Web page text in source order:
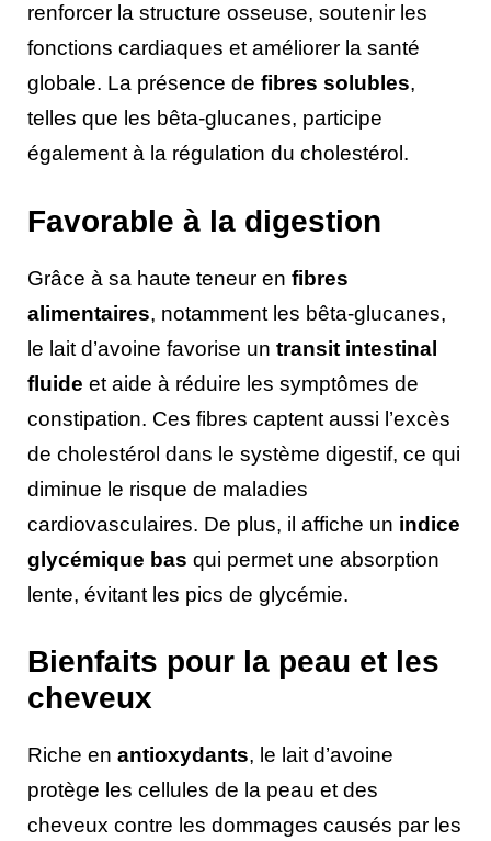
renforcer la structure osseuse, soutenir les
fonctions cardiaques et améliorer la santé
globale. La présence de fibres solubles,
telles que les bêta-glucanes, participe
également à la régulation du cholestérol.
Favorable à la digestion
Grâce à sa haute teneur en fibres
alimentaires, notamment les bêta-glucanes,
le lait d’avoine favorise un transit intestinal
fluide et aide à réduire les symptômes de
constipation. Ces fibres captent aussi l’excès
de cholestérol dans le système digestif, ce qui
diminue le risque de maladies
cardiovasculaires. De plus, il affiche un indice
glycémique bas qui permet une absorption
lente, évitant les pics de glycémie.
Bienfaits pour la peau et les
cheveux
Riche en antioxydants, le lait d’avoine
protège les cellules de la peau et des
cheveux contre les dommages causés par les